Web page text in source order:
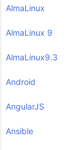
AlmaLinux
AlmaLinux 9
AlmaLinux9.3
Android
AngularJS
Ansible